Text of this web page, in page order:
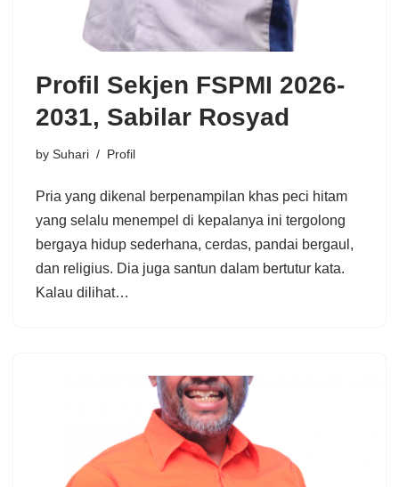
Profil Sekjen FSPMI 2026-
2031, Sabilar Rosyad
by Suhari Profil
Pria yang dikenal berpenampilan khas peci hitam
yang selalu menempel di kepalanya ini tergolong
bergaya hidup sederhana, cerdas, pandai bergaul,
dan religius. Dia juga santun dalam bertutur kata.
Kalau dilihat…